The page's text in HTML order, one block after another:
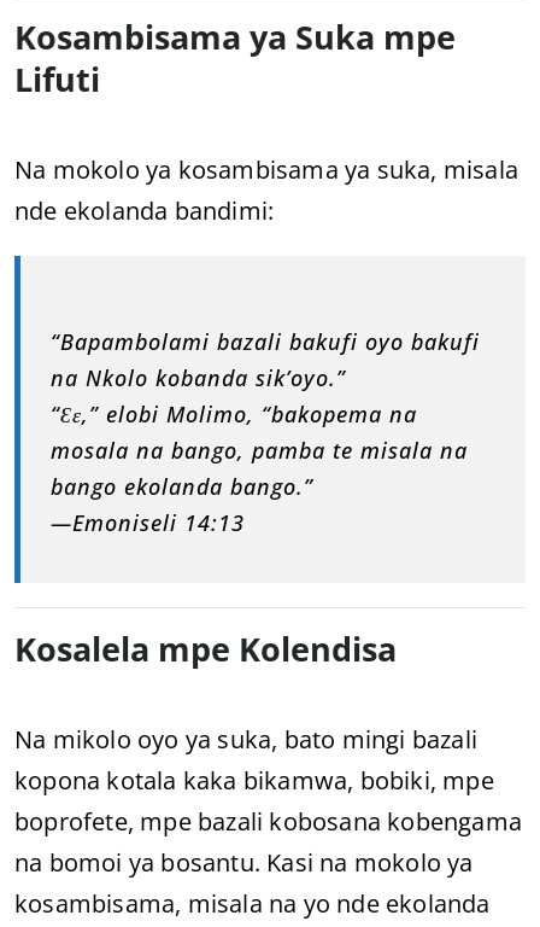
Kosambisama ya Suka mpe
Lifuti
Na mokolo ya kosambisama ya suka, misala
nde ekolanda bandimi:
“Bapambolami bazali bakufi oyo bakufi
na Nkolo kobanda sik’oyo.”
“Ɛɛ,” elobi Molimo, “bakopema na
mosala na bango, pamba te misala na
bango ekolanda bango.”
—Emoniseli 14:13
Kosalela mpe Kolendisa
Na mikolo oyo ya suka, bato mingi bazali
kopona kotala kaka bikamwa, bobiki, mpe
boprofete, mpe bazali kobosana kobengama
na bomoi ya bosantu. Kasi na mokolo ya
kosambisama, misala na yo nde ekolanda